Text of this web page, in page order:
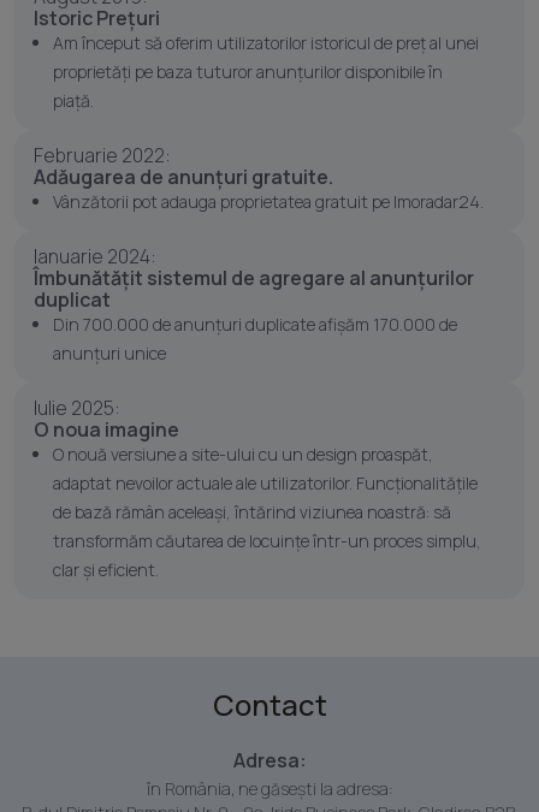
Istoric Prețuri
Am început să oferim utilizatorilor istoricul de preț al unei
proprietăți pe baza tuturor anunțurilor disponibile în
piață.
Februarie 2022:
Adăugarea de anunțuri gratuite.
Vânzătorii pot adauga proprietatea gratuit pe Imoradar24.
Ianuarie 2024:
Îmbunătățit sistemul de agregare al anunțurilor
duplicat
Din 700.000 de anunțuri duplicate afișăm 170.000 de
anunțuri unice
Iulie 2025:
O noua imagine
O nouă versiune a site-ului cu un design proaspăt,
adaptat nevoilor actuale ale utilizatorilor. Funcționalitățile
de bază rămân aceleași, întărind viziunea noastră: să
transformăm căutarea de locuințe într-un proces simplu,
clar și eficient.
Contact
Adresa:
în România, ne găsești la adresa: